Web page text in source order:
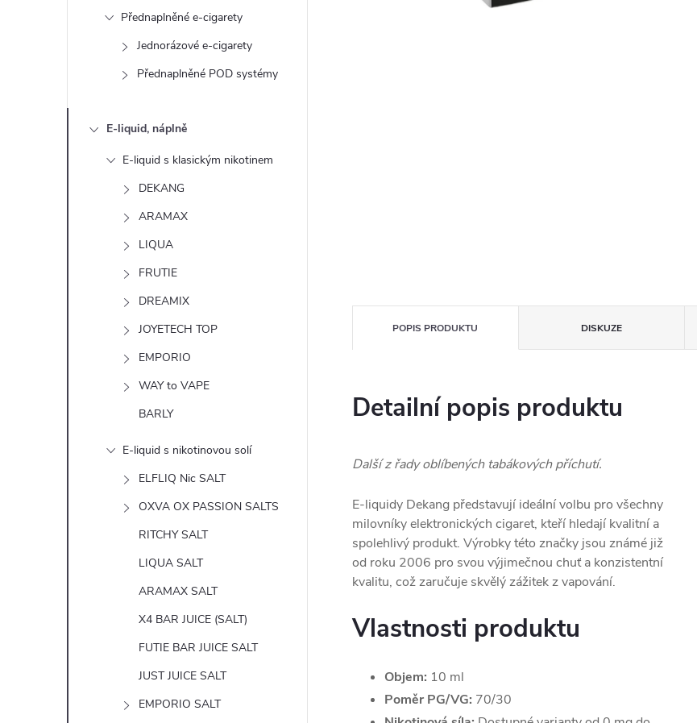
í
Přednaplněné e-cigarety
Jednorázové e-cigarety
Přednaplněné POD systémy
E-liquid, náplně
E-liquid s klasickým nikotinem
DEKANG
ARAMAX
LIQUA
FRUTIE
DREAMIX
JOYETECH TOP
EMPORIO
WAY to VAPE
BARLY
E-liquid s nikotinovou solí
ELFLIQ Nic SALT
OXVA OX PASSION SALTS
RITCHY SALT
LIQUA SALT
ARAMAX SALT
X4 BAR JUICE (SALT)
FUTIE BAR JUICE SALT
JUST JUICE SALT
EMPORIO SALT
POPIS PRODUKTU DISKUZE
Detailní popis produktu
Další z řady oblíbených tabákových příchutí.
E-liquidy Dekang představují ideální volbu pro všechny
milovníky elektronických cigaret, kteří hledají kvalitní a
spolehlivý produkt. Výrobky této značky jsou známé již
od roku 2006 pro svou výjimečnou chuť a konzistentní
kvalitu, což zaručuje skvělý zážitek z vapování.
Vlastnosti produktu
Objem: 10 ml
Poměr PG/VG: 70/30